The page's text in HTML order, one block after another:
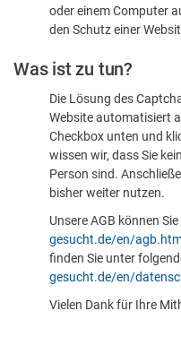
sind
oder einem Computer
den Schutz einer
Was ist zu tun?
Die Lösung des
Website automatisiert
Checkbox unten und
wissen wir, dass Sie
Person sind.
bisher weiter nutzen.
Unsere AGB können
gesucht.de/en/
finden Sie unter
gesucht.de/en/
Vielen Dank für Ihre